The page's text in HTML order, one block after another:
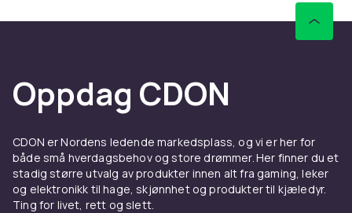
Oppdag CDON
CDON er Nordens ledende markedsplass, og vi er her for
både små hverdagsbehov og store drømmer. Her finner du et
stadig større utvalg av produkter innen alt fra gaming, leker
og elektronikk til hage, skjønnhet og produkter til kjæledyr.
Ting for livet, rett og slett.